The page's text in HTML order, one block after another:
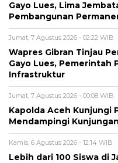
Gayo Lues, Lima
Pembangunan
Jumat, 7 Agustus 2026 - 02:22 WIB
Wapres Gibran Tinjau
Gayo Lues, Pemerintah
Infrastruktur
Jumat, 7 Agustus 2026 - 00:08 WIB
Kapolda Aceh Kunjungi
Mendampingi
Kamis, 6 Agustus 2026 - 12:14 WIB
Lebih dari 100 Siswa di